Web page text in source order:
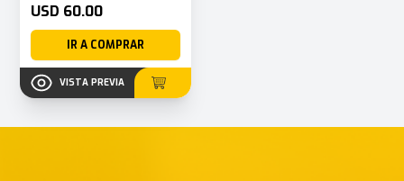
USD 60.00
IR A COMPRAR
VISTA PREVIA